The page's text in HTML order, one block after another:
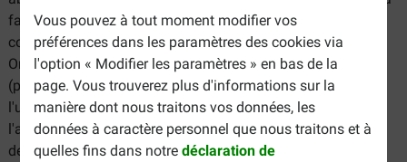
Vous pouvez à tout moment modifier vos
préférences dans les paramètres des cookies via
l'option « Modifier les paramètres » en bas de la
page. Vous trouverez plus d'informations sur la
manière dont nous traitons vos données, les
données à caractère personnel que nous traitons et à
quelles fins dans notredéclaration de
fait d'Orijen l'une des marques d'aliments pour animaux de
compagnie les plus naturelles du marché. Les aliments
Orijen pour chat ont une composition dite "Whole Prey"
(proies entières). Cette composition se caractérise par
l'utilisation d'une plus grande variété d'ingrédients frais et
l'ajout d'ingrédients à haute valeur nutritionnelle tels que
des organes frais (cœur de poulet, foie de poulet, foie